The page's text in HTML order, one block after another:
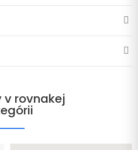
v rovnakej